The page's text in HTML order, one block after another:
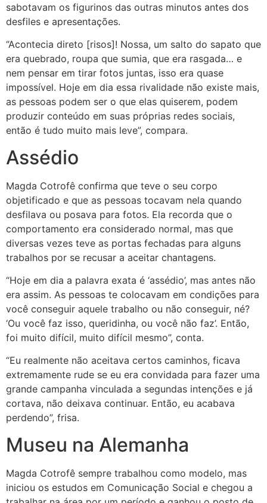
sabotavam os figurinos das outras minutos antes dos
desfiles e apresentações.
“Acontecia direto [risos]! Nossa, um salto do sapato que
era quebrado, roupa que sumia, que era rasgada… e
nem pensar em tirar fotos juntas, isso era quase
impossível. Hoje em dia essa rivalidade não existe mais,
as pessoas podem ser o que elas quiserem, podem
produzir conteúdo em suas próprias redes sociais,
então é tudo muito mais leve”, compara.
Assédio
Magda Cotrofê confirma que teve o seu corpo
objetificado e que as pessoas tocavam nela quando
desfilava ou posava para fotos. Ela recorda que o
comportamento era considerado normal, mas que
diversas vezes teve as portas fechadas para alguns
trabalhos por se recusar a aceitar chantagens.
“Hoje em dia a palavra exata é ‘assédio’, mas antes não
era assim. As pessoas te colocavam em condições para
você conseguir aquele trabalho ou não conseguir, né?
‘Ou você faz isso, queridinha, ou você não faz’. Então,
foi muito difícil, muito difícil mesmo”, conta.
“Eu realmente não aceitava certos caminhos, ficava
extremamente rude se eu era convidada para fazer uma
grande campanha vinculada a segundas intenções e já
cortava, não deixava continuar. Então, eu acabava
perdendo”, frisa.
Museu na Alemanha
Magda Cotrofê sempre trabalhou como modelo, mas
iniciou os estudos em Comunicação Social e chegou a